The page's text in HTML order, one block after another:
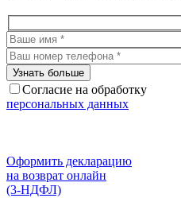
Согласие на обработку
персональных данных
Оформить декларацию
на возврат онлайн
(3-НДФЛ)